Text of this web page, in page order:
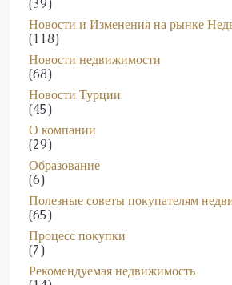
Новости и Изменения на рынке
(118)
Новости недвижимости
(68)
Новости Турции
(45)
О компании
(29)
Образование
(6)
Полезные советы покупателям
(65)
Процесс покупки
(7)
Рекомендуемая недвижимость
(14)